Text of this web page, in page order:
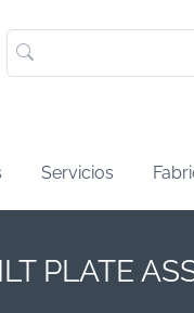
Servicios
PLATE